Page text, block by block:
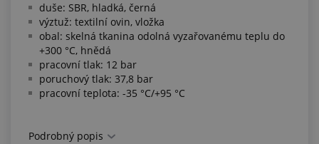
duše: SBR, hladká, černá
výztuž: textilní ovin, vložka
obal: skelná tkanina odolná vyzařovanému teplu do
+300 °C, hnědá
pracovní tlak: 12 bar
poruchový tlak: 37,8 bar
pracovní teplota: -35 °C/+95 °C
Podrobný popis